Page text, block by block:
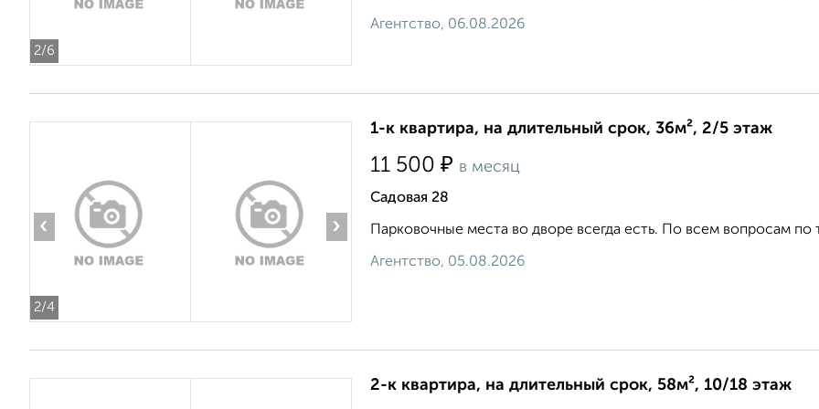
2/6
Агентство, 06.08.2026
2/4
‹ ›
1-к квартира, на длительный срок, 36м², 2/5 этаж
11 500 ₽ в месяц
Садовая 28
Парковочные места во дворе всегда есть. По всем вопросам по
Агентство, 05.08.2026
2-к квартира, на длительный срок, 58м², 10/18 этаж